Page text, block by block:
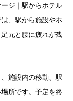
ジ｜駅からホテル
、駅から施設やホ
元と腰に疲れが残
施設内の移動、駅
所です。予定を終